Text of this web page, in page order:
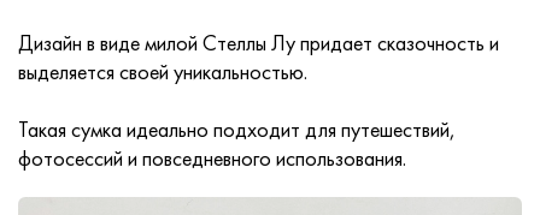
Дизайн в виде милой Стеллы Лу придает сказочность и
выделяется своей уникальностью.
Такая сумка идеально подходит для путешествий,
фотосессий и повседневного использования.